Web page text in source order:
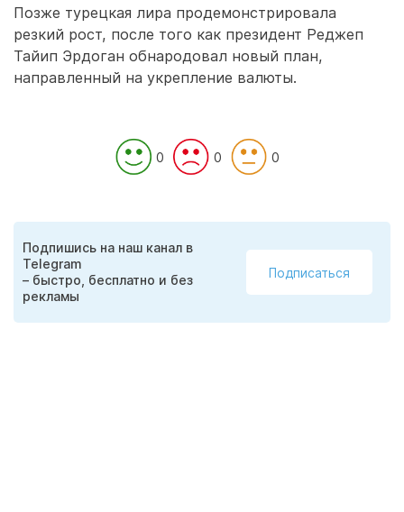
Позже турецкая лира продемонстрировала
резкий рост, после того как президент Реджеп
Тайип Эрдоган обнародовал новый план,
направленный на укрепление валюты.
0 0 0
Подпишись на наш канал в
Telegram
– быстро, бесплатно и без
рекламы
Подписаться